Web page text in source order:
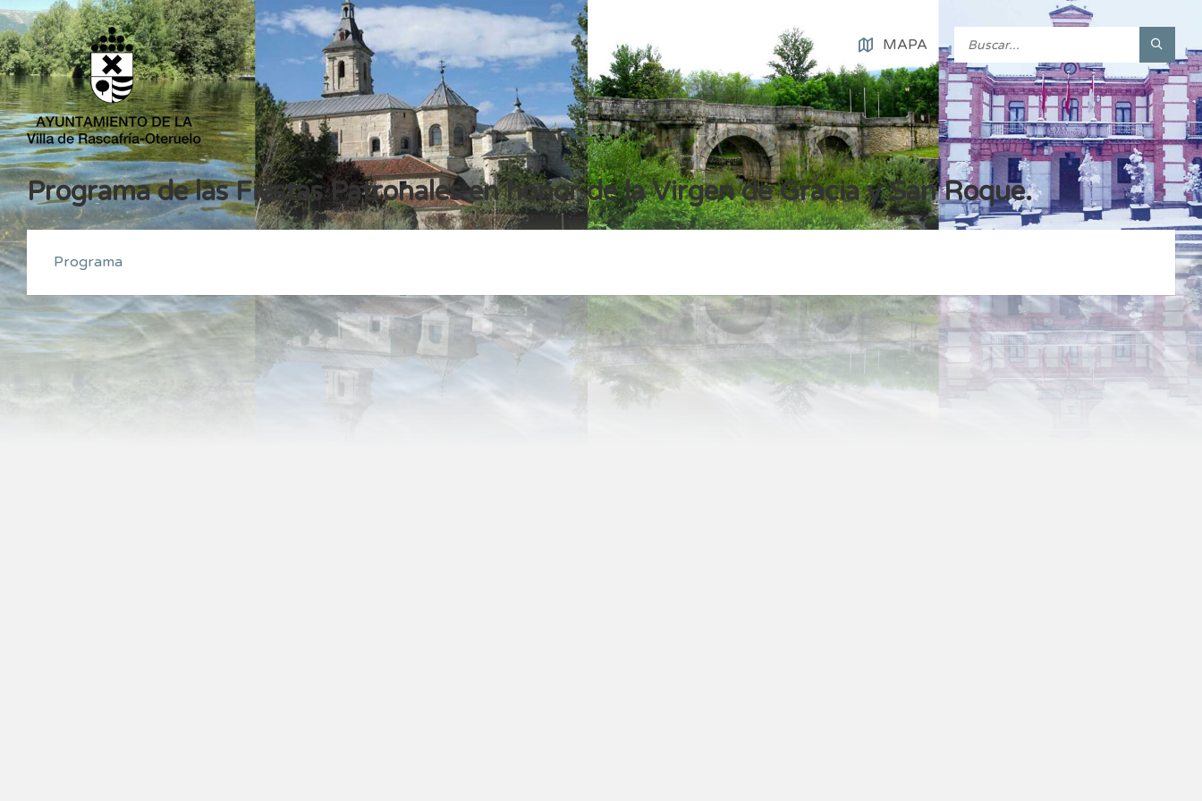
MAPA
Programa de las Fiestas Patronales en honor de la Virgen de Gracia y San Roque.
Programa